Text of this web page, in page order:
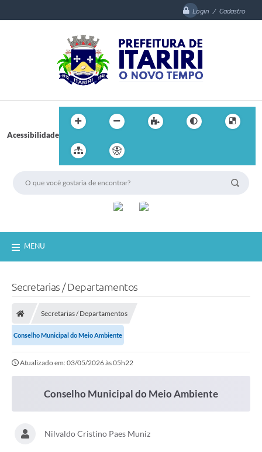
Login / Cadastro
Acessibilidade
MENU
Secretarias / Departamentos
Secretarias / Departamentos
Conselho Municipal do Meio Ambiente
Atualizado em: 03/05/2026 às 05h22
Conselho Municipal do Meio Ambiente
Nilvaldo Cristino Paes Muniz